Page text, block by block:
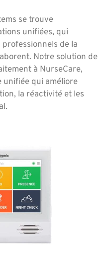
se trouve
unifiées, qui
de la
Notre solution de
à NurseCare,
qui améliore
la réactivité et les